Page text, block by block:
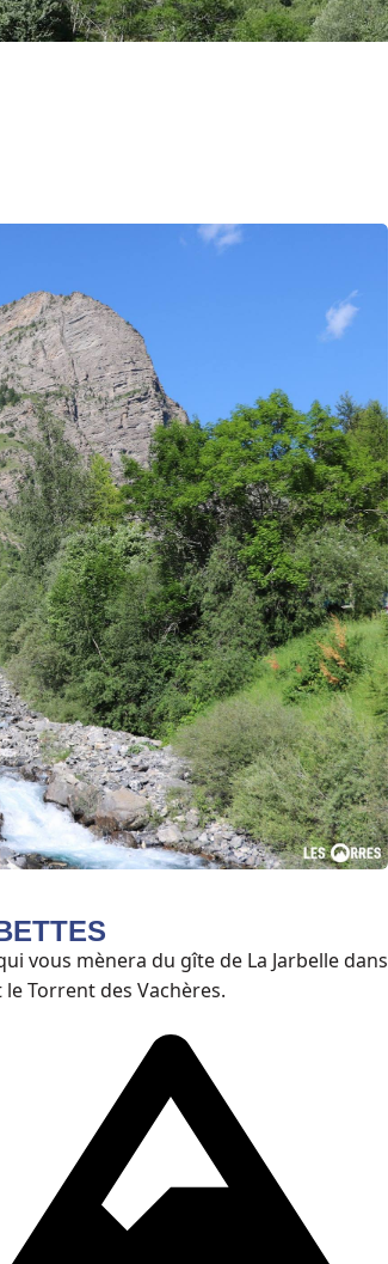
vous mènera du gîte de La Jarbelle dans
Torrent des Vachères.